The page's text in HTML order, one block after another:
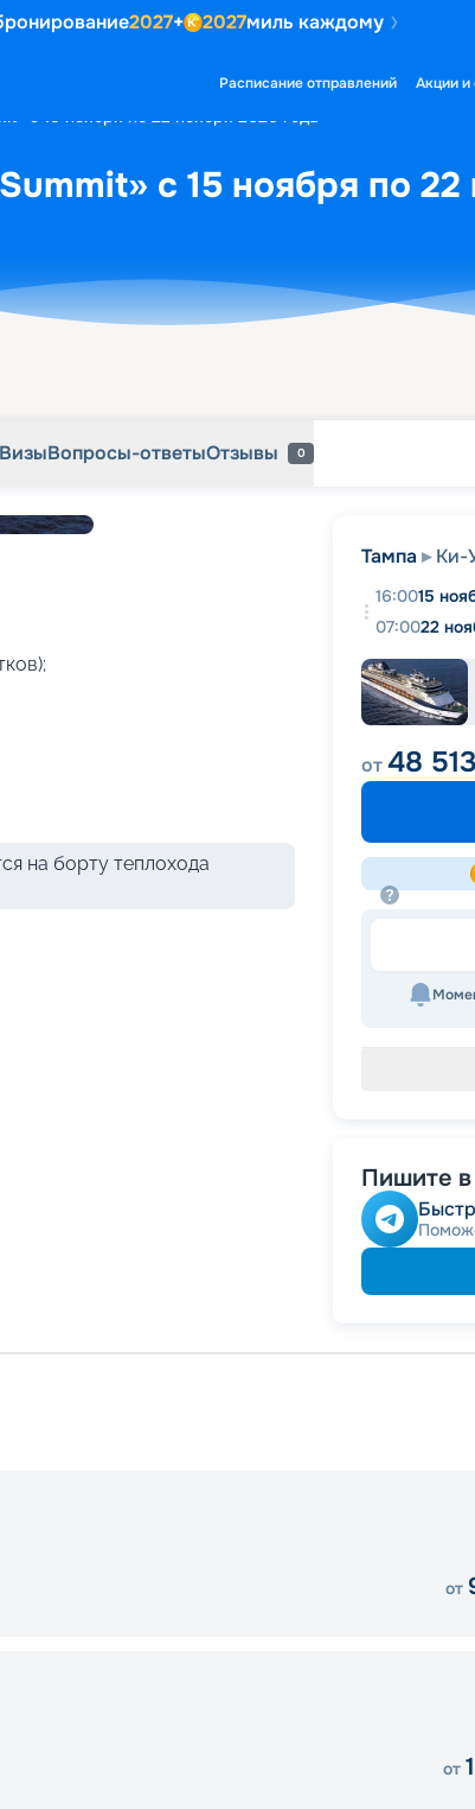
2027+ 2027миль каждому
Расписание отправлений Акции и
с 15 ноября по 22 ноября 2026 года
с 15 ноября по
ВизыВопросы-ответыОтзывы 0
на борту теплохода
Тампа Ки-
16:0015
07:0022
от48 513
Пишите в
от
от